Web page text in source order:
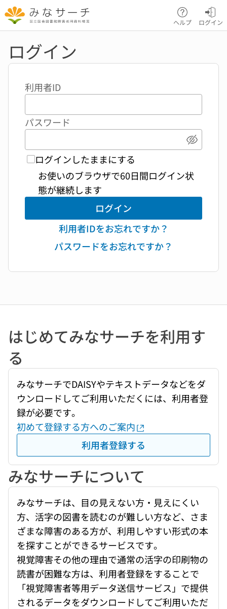
本文へ移動
ヘルプ ログイン
ログイン
利用者ID
パスワード
パスワ
ログインしたままにする
お使いのブラウザで60日間ログイン状
態が継続します
ログイン
利用者IDをお忘れですか？
パスワードをお忘れですか？
はじめてみなサーチを利用す
る
みなサーチでDAISYやテキストデータなどをダ
ウンロードしてご利用いただくには、利用者登
録が必要です。
初めて登録する方へのご案内
利用者登録する
みなサーチについて
みなサーチは、目の見えない方・見えにくい
方、活字の図書を読むのが難しい方など、さま
ざまな障害のある方が、利用しやすい形式の本
を探すことができるサービスです。
視覚障害その他の理由で通常の活字の印刷物の
読書が困難な方は、利用者登録をすることで
「視覚障害者等用データ送信サービス」で提供
されるデータをダウンロードしてご利用いただ